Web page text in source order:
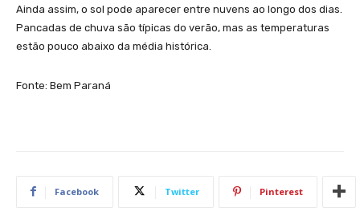
Ainda assim, o sol pode aparecer entre nuvens ao longo dos dias.
Pancadas de chuva são típicas do verão, mas as temperaturas
estão pouco abaixo da média histórica.
Fonte: Bem Paraná
Facebook Twitter Pinterest